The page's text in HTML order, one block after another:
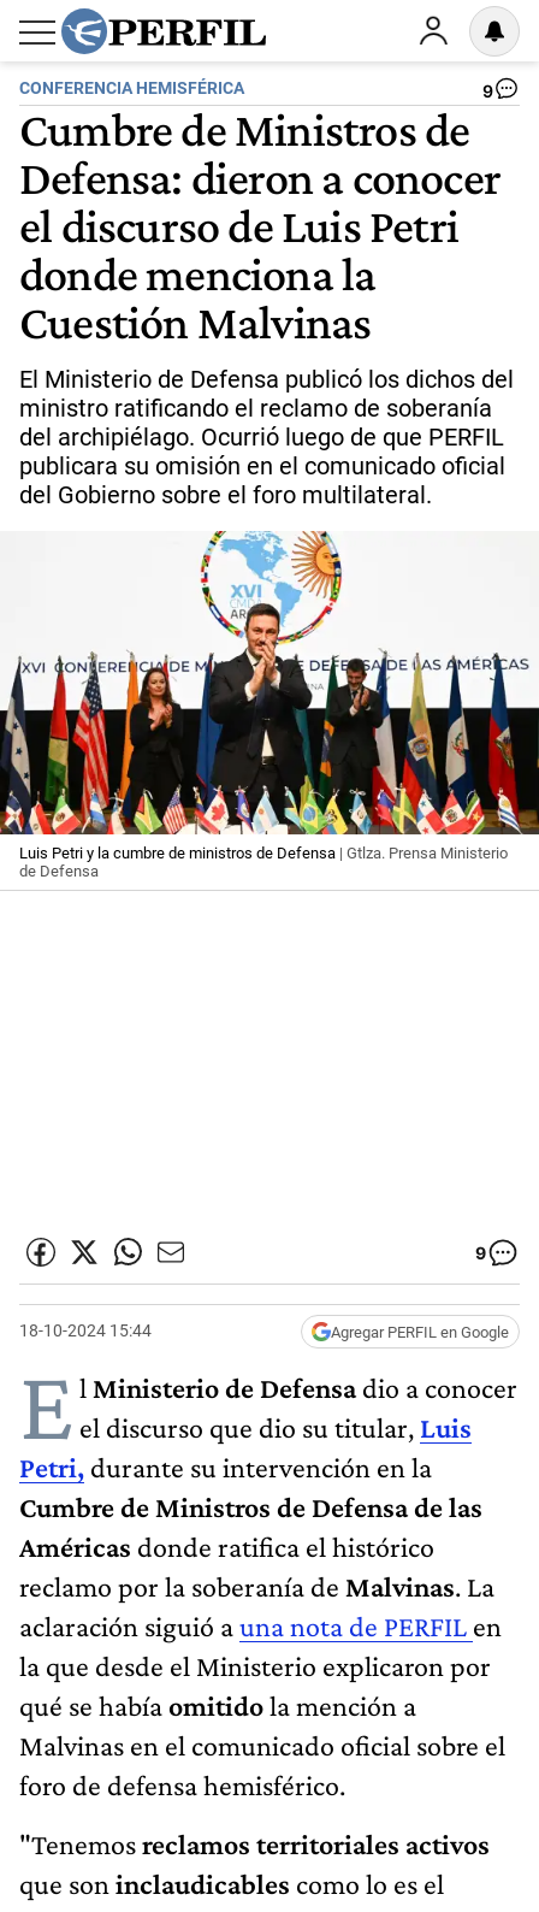
CONFERENCIA HEMISFÉRICA 9
Cumbre de Ministros de
Defensa: dieron a conocer
el discurso de Luis Petri
donde menciona la
Cuestión Malvinas
El Ministerio de Defensa publicó los dichos del
ministro ratificando el reclamo de soberanía
del archipiélago. Ocurrió luego de que PERFIL
publicara su omisión en el comunicado oficial
del Gobierno sobre el foro multilateral.
Luis Petri y la cumbre de ministros de Defensa | Gtlza. Prensa Ministerio
de Defensa
9
18-10-2024 15:44 Agregar PERFIL en Google
E l Ministerio de Defensadio a conocer
el discurso que dio su titular, Luis
Petri, durante su intervención en la
Cumbre de Ministros de Defensa de las
Américas donde ratifica el histórico
reclamo por la soberanía de Malvinas. La
aclaración siguió auna nota de PERFIL en
la que desde el Ministerio explicaron por
qué se habíaomitidola mención a
Malvinas en el comunicado oficial sobre el
foro de defensa hemisférico.
"Tenemosreclamos territoriales activos
que son inclaudicables como lo es el